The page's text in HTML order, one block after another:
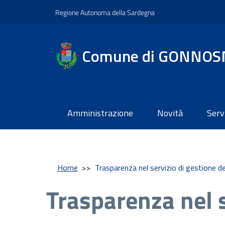
Regione Autonoma della Sardegna
Comune di
Amministrazione Novità
Home >> Trasparenza nel servizio di gestione
Trasparenza